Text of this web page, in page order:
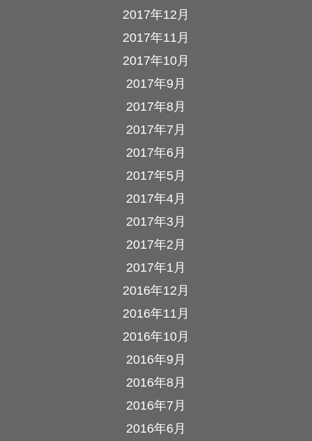
2017年12月
2017年11月
2017年10月
2017年9月
2017年8月
2017年7月
2017年6月
2017年5月
2017年4月
2017年3月
2017年2月
2017年1月
2016年12月
2016年11月
2016年10月
2016年9月
2016年8月
2016年7月
2016年6月